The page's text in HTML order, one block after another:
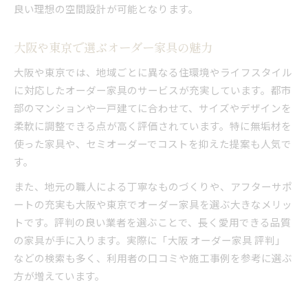
オーダー家具×素材で理想を追求する方法
オーダー家具の価格と選び方のポイント
オーダー家具の価格相場と選び方のコツ
大阪や東京で選ぶオーダー家具の費用感
オーダー家具を賢く選ぶための比較ポイント
安いオーダー家具を選ぶ際の注意点
高品質なオーダー家具を賢く選ぶコツ
高品質なオーダー家具を見極めるポイント
オーダー家具の評判を比較する選び方
大阪で信頼されるオーダー家具業者とは
良い理想の空間設計が可能となります。
大阪や東京で選ぶオーダー家具の魅力
大阪や東京では、地域ごとに異なる住環境やライフスタイル
に対応したオーダー家具のサービスが充実しています。都市
部のマンションや一戸建てに合わせて、サイズやデザインを
柔軟に調整できる点が高く評価されています。特に無垢材を
使った家具や、セミオーダーでコストを抑えた提案も人気で
す。
また、地元の職人による丁寧なものづくりや、アフターサポ
ートの充実も大阪や東京でオーダー家具を選ぶ大きなメリッ
トです。評判の良い業者を選ぶことで、長く愛用できる品質
の家具が手に入ります。実際に「大阪 オーダー家具 評判」
などの検索も多く、利用者の口コミや施工事例を参考に選ぶ
方が増えています。